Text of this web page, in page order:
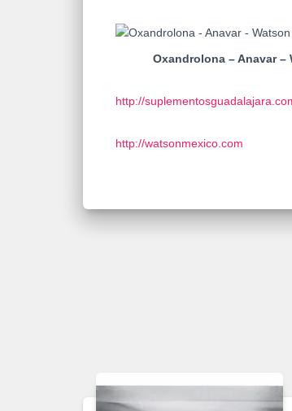
Oxandrolona – Anavar –
http://
http://watsonmexico.com